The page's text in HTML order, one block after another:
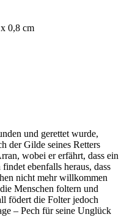
0,8 cm
und gerettet wurde,
der Gilde seines Retters
wobei er erfährt, dass ein
ebenfalls heraus, dass
nicht mehr willkommen
Menschen foltern und
födert die Folter jedoch
– Pech für seine Unglück